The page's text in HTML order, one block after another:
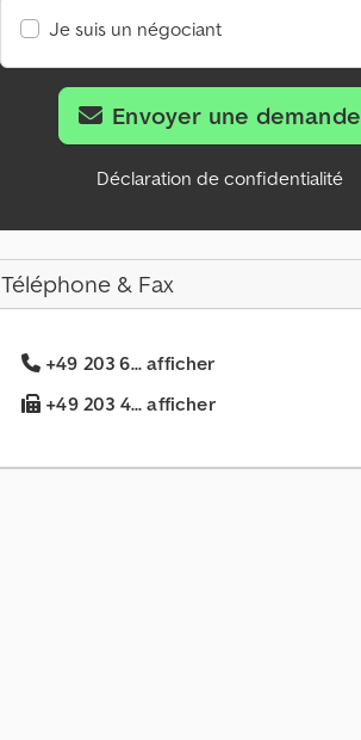
Je suis un négociant
Envoyer une demande
Déclaration de confidentialité
Téléphone & Fax
+49 203 6... afficher
+49 203 4... afficher